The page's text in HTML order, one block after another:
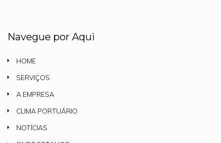
Navegue por Aqui
HOME
SERVIÇOS
A EMPRESA
CLIMA PORTUÁRIO
NOTÍCIAS